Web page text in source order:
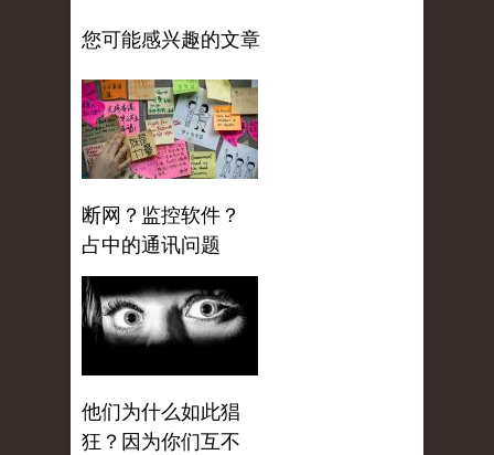
您可能感兴趣的文章
断网？监控软件？
占中的通讯问题
他们为什么如此猖
狂？因为你们互不